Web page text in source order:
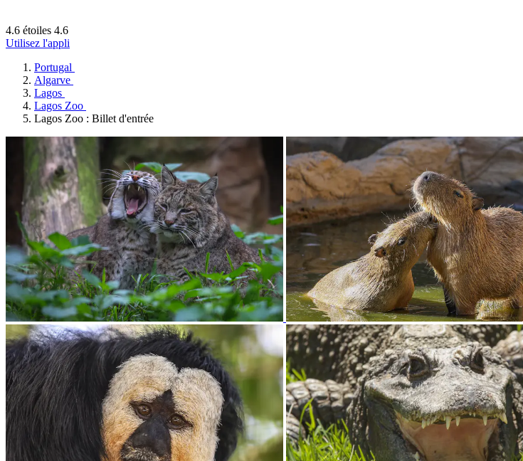
4.6 étoiles 4.6
Utilisez l'appli
Portugal
Algarve
Lagos
Lagos Zoo
Lagos Zoo : Billet d'entrée